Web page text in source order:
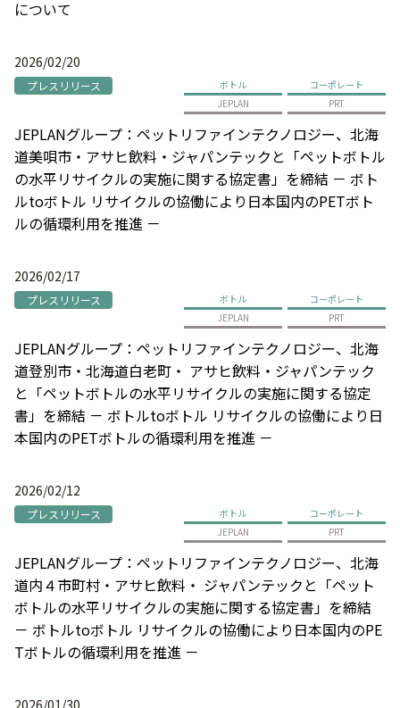
について
2026/02/20
プレスリリース ボトル
コーポレート
JEPLAN
PRT
JEPLANグループ：ペットリファインテクノロジー、北海
道美唄市・アサヒ飲料・ジャパンテックと「ペットボトル
の水平リサイクルの実施に関する協定書」を締結 － ボト
ルtoボトル リサイクルの協働により日本国内のPETボト
ルの循環利用を推進 －
2026/02/17
プレスリリース ボトル
コーポレート
JEPLAN
PRT
JEPLANグループ：ペットリファインテクノロジー、北海
道登別市・北海道白老町・ アサヒ飲料・ジャパンテック
と「ペットボトルの水平リサイクルの実施に関する協定
書」を締結 － ボトルtoボトル リサイクルの協働により日
本国内のPETボトルの循環利用を推進 －
2026/02/12
プレスリリース ボトル
コーポレート
JEPLAN
PRT
JEPLANグループ：ペットリファインテクノロジー、北海
道内４市町村・アサヒ飲料・ ジャパンテックと「ペット
ボトルの水平リサイクルの実施に関する協定書」を締結
－ ボトルtoボトル リサイクルの協働により日本国内のPE
Tボトルの循環利用を推進 －
2026/01/30